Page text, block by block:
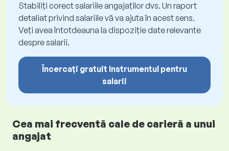
Stabiliți corect salariile angajaților dvs. Un raport
detaliat privind salariile vă va ajuta în acest sens.
Veți avea întotdeauna la dispoziție date relevante
despre salarii.
Încercați gratuit Instrumentul pentru
salarii
Cea mai frecventă cale de carieră a unui
angajat